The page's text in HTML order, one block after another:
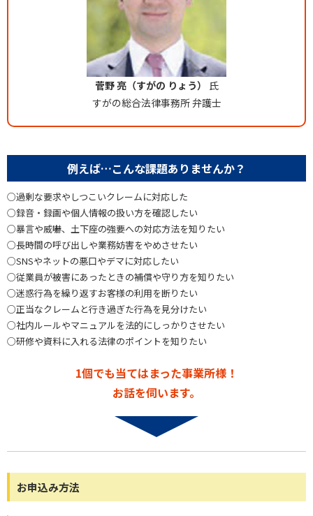
菅野 亮（すがの りょう）
氏
すがの総合法律事務所 弁護士
例えば…こんな課題ありませんか？
○過剰な要求やしつこいクレームに対応した
○録音・録画や個人情報の扱い方を確認したい
○暴言や威嚇、土下座の強要への対応方法を知りたい
○長時間の呼び出しや業務妨害をやめさせたい
○SNSやネットの悪口やデマに対応したい
○従業員が被害にあったときの補償や守り方を知りたい
○迷惑行為を繰り返すお客様の利用を断りたい
○正当なクレームと行き過ぎた行為を見分けたい
○社内ルールやマニュアルを法的にしっかりさせたい
○研修や資料に入れる法律のポイントを知りたい
1個でも当てはまった事業所様！
お話を伺います。
お申込み方法